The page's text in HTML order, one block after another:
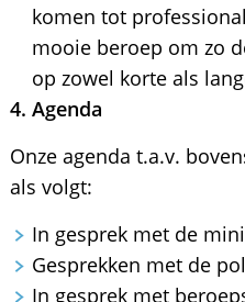
komen tot
mooie beroep om zo
op zowel korte als
4. Agenda
Onze agenda t.a.v.
als volgt:
In gesprek met de
Gesprekken met de
In gesprek met